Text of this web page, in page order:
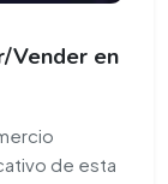
Vender en
de esta